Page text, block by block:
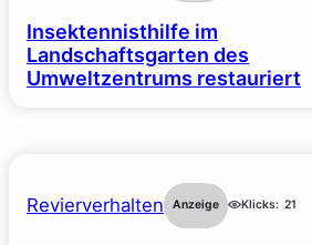
Insektennisthilfe im
Landschaftsgarten des
Umweltzentrums restauriert
Revierverhalten Anzeige Klicks: 21